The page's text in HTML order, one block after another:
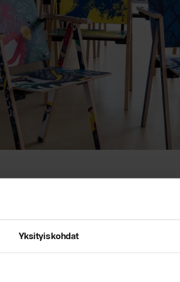
Yksityiskohdat
verkkokaupasta:
sekä ulkomaan tilauksiin ja
asiakaspalvelumme: